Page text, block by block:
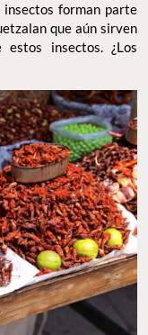
insectos forman parte
que aún sirven
estos insectos. ¿Los